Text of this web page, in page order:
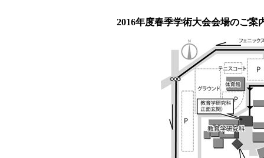
2016年度春季学術大会会場のご案